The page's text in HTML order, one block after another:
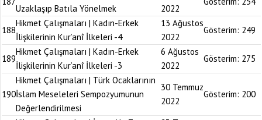
Uzaklaşıp Batıla Yönelmek 2022
188
Hikmet Çalışmaları | Kadın-Erkek
İlişkilerinin Kur’anî İlkeleri -4
13 Ağustos
2022
Gösterim: 249
189
Hikmet Çalışmaları | Kadın-Erkek
İlişkilerinin Kur’anî İlkeleri -3
6 Ağustos
2022
Gösterim: 275
190
Hikmet Çalışmaları | Türk Ocaklarının
İslam Meseleleri Sempozyumunun
Değerlendirilmesi
30 Temmuz
2022
Gösterim: 200